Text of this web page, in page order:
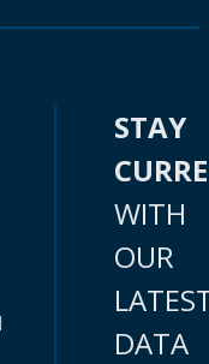
STAY
WITH
OUR
DATA